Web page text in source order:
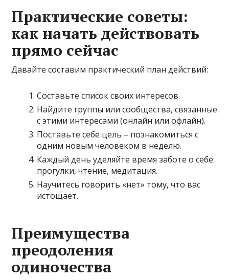
Практические советы:
как начать действовать
прямо сейчас
Давайте составим практический план действий:
Составьте список своих интересов.
Найдите группы или сообщества, связанные
с этими интересами (онлайн или офлайн).
Поставьте себе цель – познакомиться с
одним новым человеком в неделю.
Каждый день уделяйте время заботе о себе:
прогулки, чтение, медитация.
Научитесь говорить «нет» тому, что вас
истощает.
Преимущества
преодоления
одиночества